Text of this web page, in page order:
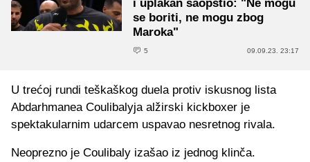
i uplakan saopštio: "Ne mogu
se boriti, ne mogu zbog
Maroka"
5 09.09.23. 23:17
U trećoj rundi teškaškog duela protiv iskusnog lista
Abdarhmanea Coulibalyja alžirski kickboxer je
spektakularnim udarcem uspavao nesretnog rivala.
Neoprezno je Coulibaly izašao iz jednog klinča.